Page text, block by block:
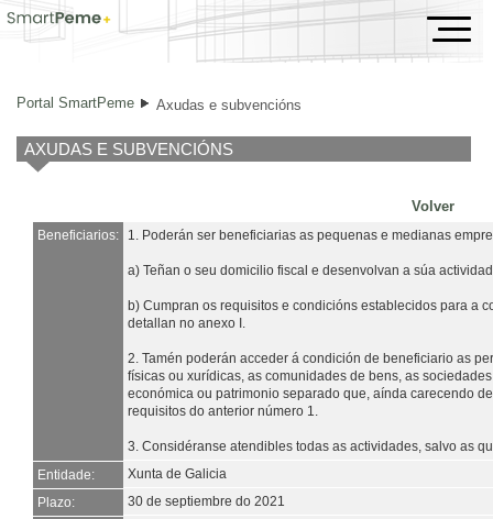
Axudas e subvencións
Portal SmartPeme Axudas e subvencións
AXUDAS E SUBVENCIÓNS
Volver
Beneficiarios: 1. Poderán ser beneficiarias as pequenas e medianas
a) Teñan o seu domicilio fiscal e desenvolvan a súa
b) Cumpran os requisitos e condicións establecidos para a
detallan no anexo I.
2. Tamén poderán acceder á condición de beneficiario as
físicas ou xurídicas, as comunidades de bens, as
económica ou patrimonio separado que, aínda carecendo
requisitos do anterior número 1.
3. Considéranse atendibles todas as actividades, salvo as
Entidade:
Xunta de Galicia
Plazo:
30 de septiembre do 2021